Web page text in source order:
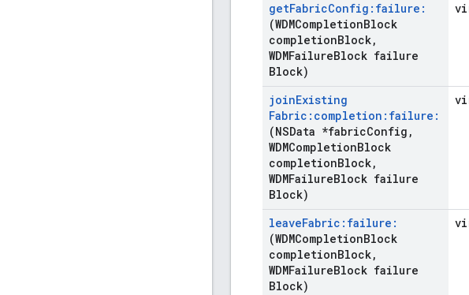
getFabricConfig:failure:
(WDMCompletionBlock
completionBlock,
WDMFailureBlock failure
Block)
joinExisting
Fabric:completion:failure:
(NSData *fabricConfig ,
WDMCompletionBlock
completionBlock,
WDMFailureBlock failure
Block)
leaveFabric:failure:
(WDMCompletionBlock
completionBlock,
WDMFailureBlock failure
Block)